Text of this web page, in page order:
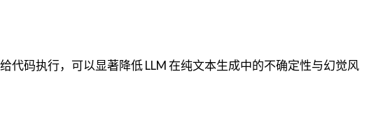
代码执行，可以显著降低 LLM 在纯文本生成中的不确定性与幻觉风